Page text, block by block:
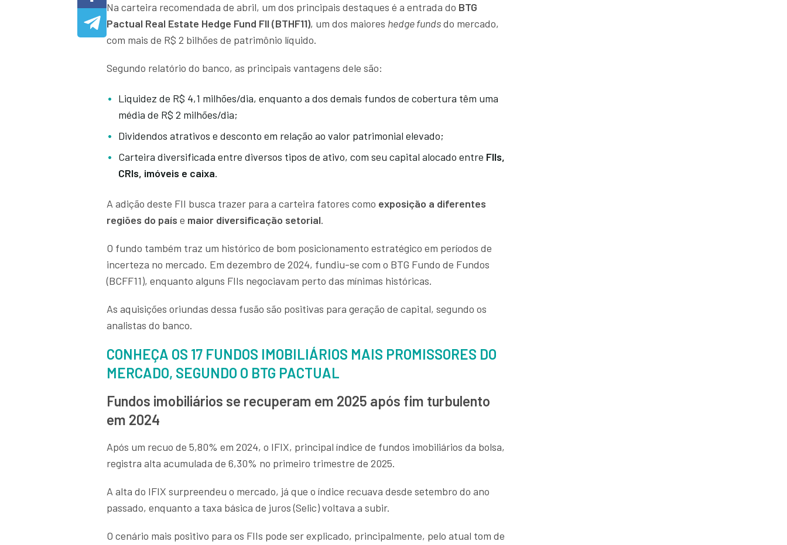
Na carteira recomendada de abril, um dos principais destaques é a entrada do BTG
Pactual Real Estate Hedge Fund FII (BTHF11), um dos maiores hedge fundsdo mercado,
com mais de R$ 2 bilhões de patrimônio líquido.
Segundo relatório do banco, as principais vantagens dele são:
Liquidez de R$ 4,1 milhões/dia, enquanto a dos demais fundos de cobertura têm uma
média de R$ 2 milhões/dia;
Dividendos atrativos e desconto em relação ao valor patrimonial elevado;
Carteira diversificada entre diversos tipos de ativo, com seu capital alocado entre FIIs,
CRIs, imóveis e caixa.
A adição deste FII busca trazer para a carteira fatores como exposição a diferentes
regiões do país e maior diversificação setorial.
O fundo também traz um histórico de bom posicionamento estratégico em períodos de
incerteza no mercado. Em dezembro de 2024, fundiu-se com o BTG Fundo de Fundos
(BCFF11), enquanto alguns FIIs negociavam perto das mínimas históricas.
As aquisições oriundas dessa fusão são positivas para geração de capital, segundo os
analistas do banco.
CONHEÇA OS 17 FUNDOS IMOBILIÁRIOS MAIS PROMISSORES DO
MERCADO, SEGUNDO O BTG PACTUAL
Fundos imobiliários se recuperam em 2025 após fim turbulento
em 2024
Após um recuo de 5,80% em 2024, o IFIX, principal índice de fundos imobiliários da bolsa,
registra alta acumulada de 6,30% no primeiro trimestre de 2025.
A alta do IFIX surpreendeu o mercado, já que o índice recuava desde setembro do ano
passado, enquanto a taxa básica de juros (Selic) voltava a subir.
O cenário mais positivo para os FIIs pode ser explicado, principalmente, pelo atual tom de